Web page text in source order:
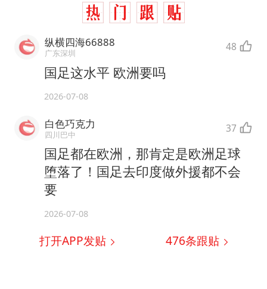
纵横四海66888
广东深圳 48
国足这水平 欧洲要吗
2026-07-08
白色巧克力
四川巴中 37
国足都在欧洲，那肯定是欧洲足球
堕落了！国足去印度做外援都不会
要
2026-07-08
打开APP发贴 476条跟贴